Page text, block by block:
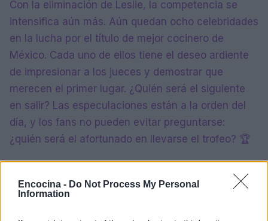
Encocina - Do Not Process My Personal
Information
Con la eliminación de Leslie, la competencia se
intensifica aún más. Aún quedan ocho celebridades
en la lucha por el título de mejor cocinero de
México. Cada uno de ellos tiene el deseo ardiente
de impresionar a los jueces y demostrar que
merecen el primer lugar. ¿Quién será el siguiente
en salir? Las especulaciones están a la orden del
día, y los fans no pueden evitar preguntarse:
¿quién será el afortunado en llevarse el trofeo? 🏆
aproxima promete sorpresas y giros inesperados.
Los seguidores del programa están ansiosos por
saber qué depara el futuro para sus celebridades